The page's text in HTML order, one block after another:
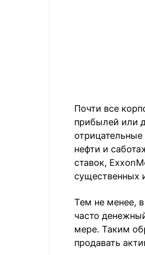
Почти все
прибылей или
нефти и
ставок,
существенных
Тем не менее,
часто
мере. Таким
продавать